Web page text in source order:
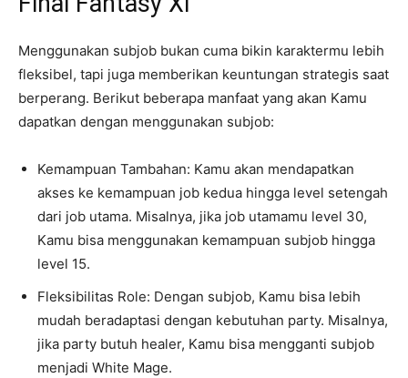
Menggunakan subjob bukan cuma bikin karaktermu lebih
fleksibel, tapi juga memberikan keuntungan strategis saat
berperang. Berikut beberapa manfaat yang akan Kamu
dapatkan dengan menggunakan subjob:
Kemampuan Tambahan: Kamu akan mendapatkan
akses ke kemampuan job kedua hingga level setengah
dari job utama. Misalnya, jika job utamamu level 30,
Kamu bisa menggunakan kemampuan subjob hingga
level 15.
Fleksibilitas Role: Dengan subjob, Kamu bisa lebih
mudah beradaptasi dengan kebutuhan party. Misalnya,
jika party butuh healer, Kamu bisa mengganti subjob
menjadi White Mage.